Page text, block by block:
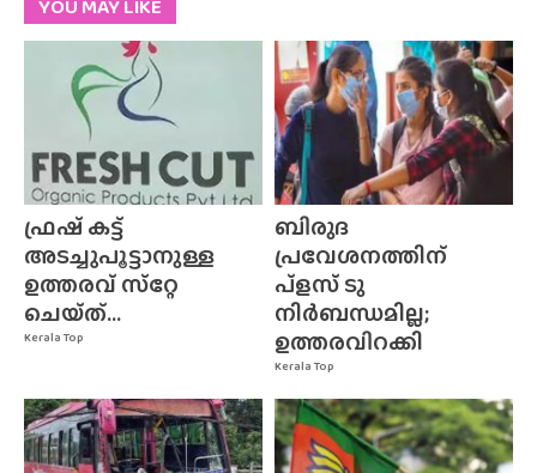
YOU MAY LIKE
Kerala Top
ഫ്രഷ് കട്ട്
അടച്ചുപൂട്ടാനുള്ള
ഉത്തരവ് സ്‌റ്റേ
ചെയ്‌ത്‌...
Kerala Top
ബിരുദ
പ്രവേശനത്തിന്
പ്ളസ് ടു
നിർബന്ധമില്ല;
ഉത്തരവിറക്കി